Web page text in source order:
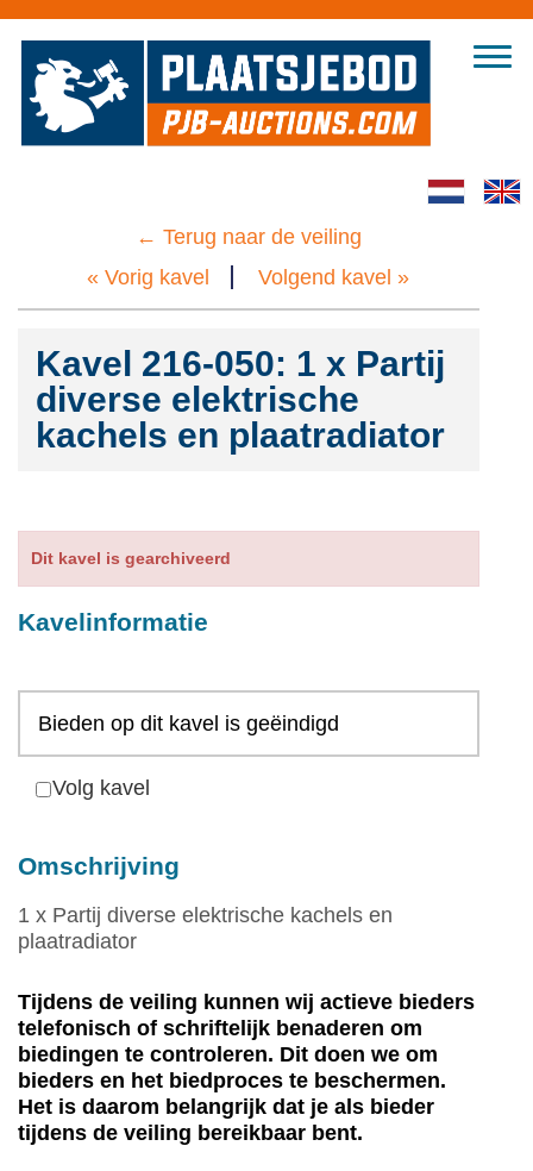
Registreren
Home
Alle veilingen
Hoe te bieden
FAQs
Over ons
← Terug naar de veiling
« Vorig kavel
Volgend kavel »
Kavel 216-050: 1 x Partij
diverse elektrische
kachels en plaatradiator
Dit kavel is gearchiveerd
Kavelinformatie
Bieden op dit kavel is geëindigd
Volg kavel
Omschrijving
1 x Partij diverse elektrische kachels en
plaatradiator
Tijdens de veiling kunnen wij actieve bieders
telefonisch of schriftelijk benaderen om
biedingen te controleren. Dit doen we om
bieders en het biedproces te beschermen.
Het is daarom belangrijk dat je als bieder
tijdens de veiling bereikbaar bent.